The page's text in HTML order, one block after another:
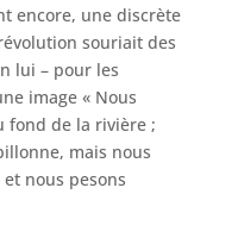
encore, une discrète
souriait des
lui – pour les
image « Nous
fond de la rivière ;
mais nous
nous pesons